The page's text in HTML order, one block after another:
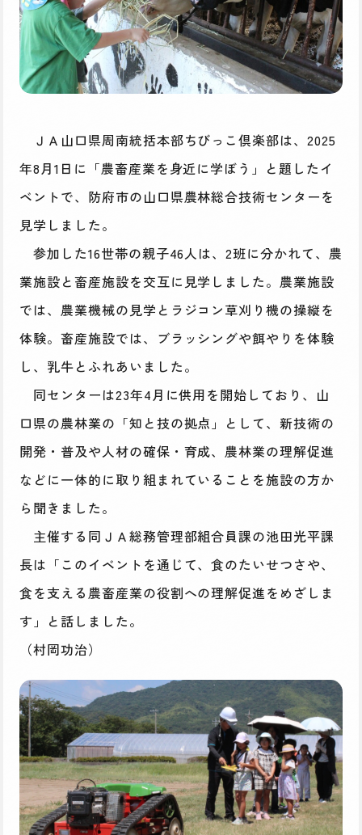
ＪＡ山口県周南統括本部ちびっこ倶楽部は、2025
年8月1日に「農畜産業を身近に学ぼう」と題したイ
ベントで、防府市の山口県農林総合技術センターを
見学しました。
参加した16世帯の親子46人は、2班に分かれて、農
業施設と畜産施設を交互に見学しました。農業施設
では、農業機械の見学とラジコン草刈り機の操縦を
体験。畜産施設では、ブラッシングや餌やりを体験
し、乳牛とふれあいました。
同センターは23年4月に供用を開始しており、山
口県の農林業の「知と技の拠点」として、新技術の
開発・普及や人材の確保・育成、農林業の理解促進
などに一体的に取り組まれていることを施設の方か
ら聞きました。
主催する同ＪＡ総務管理部組合員課の池田光平課
長は「このイベントを通じて、食のたいせつさや、
食を支える農畜産業の役割への理解促進をめざしま
す」と話しました。
（村岡功治）